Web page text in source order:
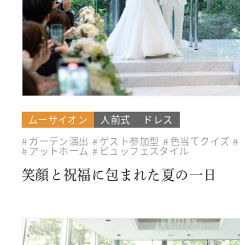
ムーサイオン 人前式
ドレス
ガーデン演出
ゲスト参加型 色当てクイズ
アットホーム
ビュッフェスタイル
笑顔と祝福に包まれた夏の一日